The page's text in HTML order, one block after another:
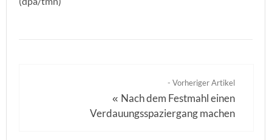
- Vorheriger Artikel
« Nach dem Festmahl einen
Verdauungsspaziergang machen